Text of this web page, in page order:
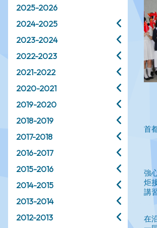
2025-2026
2024-2025
2023-2024
2022-2023
2021-2022
2020-2021
2019-2020
2018-2019
2017-2018
2016-2017
2015-2016
2014-2015
2013-2014
2012-2013